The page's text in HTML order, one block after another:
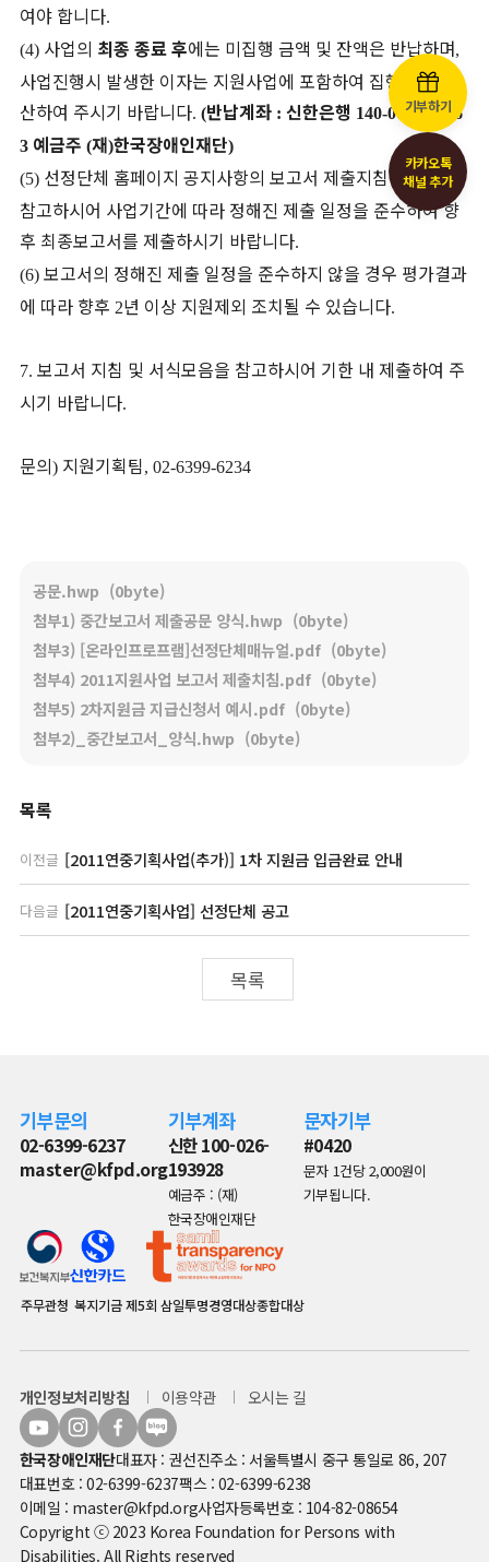
여야 합니다.
(4) 사업의 최종 종료 후에는 미집행 금액 및 잔액은 반납하며,
사업진행시 발생한 이자는 지원사업에 포함하여 집행한 후 정
산하여 주시기 바랍니다. (반납계좌 : 신한은행 140-009-10556
3 예금주 (재)한국장애인재단)
(5) 선정단체 홈페이지 공지사항의 보고서 제출지침 및 서식을
참고하시어 사업기간에 따라 정해진 제출 일정을 준수하여 향
후 최종보고서를 제출하시기 바랍니다.
(6) 보고서의 정해진 제출 일정을 준수하지 않을 경우 평가결과
에 따라 향후 2년 이상 지원제외 조치될 수 있습니다.
7. 보고서 지침 및 서식모음을 참고하시어 기한 내 제출하여 주
시기 바랍니다.
문의) 지원기획팀, 02-6399-6234
공문.hwp (0byte)
첨부1) 중간보고서 제출공문 양식.hwp (0byte)
첨부3) [온라인프로프램]선정단체매뉴얼.pdf (0byte)
첨부4) 2011지원사업 보고서 제출치침.pdf (0byte)
첨부5) 2차지원금 지급신청서 예시.pdf (0byte)
첨부2)_중간보고서_양식.hwp (0byte)
목록
이전글 [2011연중기획사업(추가)] 1차 지원금 입금완료 안내
다음글 [2011연중기획사업] 선정단체 공고
목록
기부하기
카카오톡
채널 추가
기부문의
02-6399-6237
master@kfpd.org
기부계좌
신한 100-026-
193928
예금주 : (재)
한국장애인재단
문자기부
#0420
문자 1건당 2,000원이
기부됩니다.
주무관청 복지기금제5회 삼일투명경영대상종합대상
개인정보처리방침 이용약관 오시는 길
한국장애인재단대표자 : 권선진주소 : 서울특별시 중구 통일로 86, 207
대표번호 : 02-6399-6237팩스 : 02-6399-6238
이메일 : master@kfpd.org사업자등록번호 : 104-82-08654
Copyright ⓒ 2023 Korea Foundation for Persons with
Disabilities. All Rights reserved